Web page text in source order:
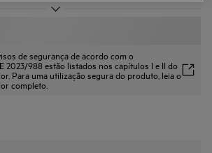
de segurança de acordo com o
2023/988 estão listados nos capítulos I e II do
Para uma utilização segura do produto, leia o
completo.